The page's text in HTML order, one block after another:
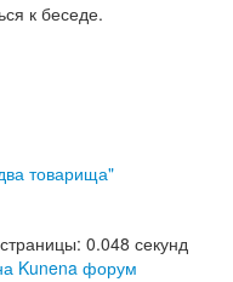
к беседе.
товарища"
0.048 секунд
Kunena форум